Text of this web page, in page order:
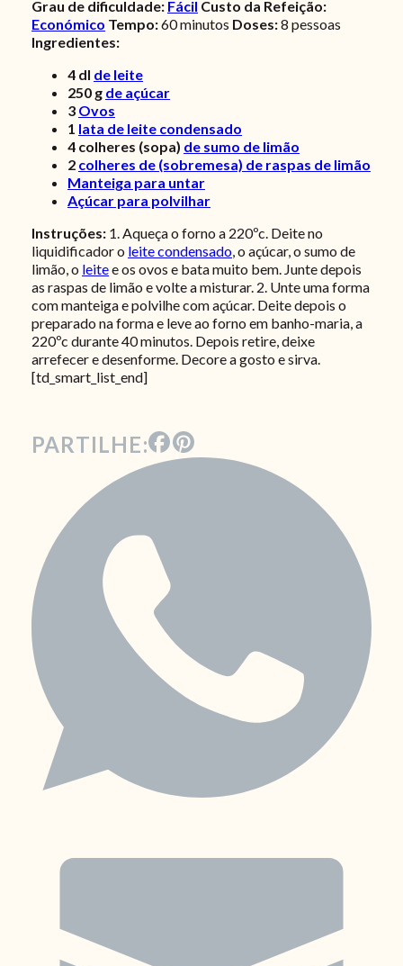
Grau de dificuldade: Fácil Custo da Refeição:
Económico Tempo:60minutos Doses:8 pessoas
Ingredientes:
4 dl de leite
250 g de açúcar
3 Ovos
1 lata de leite condensado
4 colheres (sopa) de sumo de limão
2 colheres de (sobremesa) de raspas de limão
Manteiga para untar
Açúcar para polvilhar
Instruções: 1. Aqueça o forno a 220ºc. Deite no
liquidificador o leite condensado, o açúcar, o sumo de
limão, o leitee os ovos e bata muito bem. Junte depois
as raspas de limão e volte a misturar. 2. Unte uma forma
com manteiga e polvilhe com açúcar. Deite depois o
preparado na forma e leve ao forno em banho-maria, a
220ºc durante 40 minutos. Depois retire, deixe
arrefecer e desenforme. Decore a gosto e sirva.
[td_smart_list_end]
PARTILHE: